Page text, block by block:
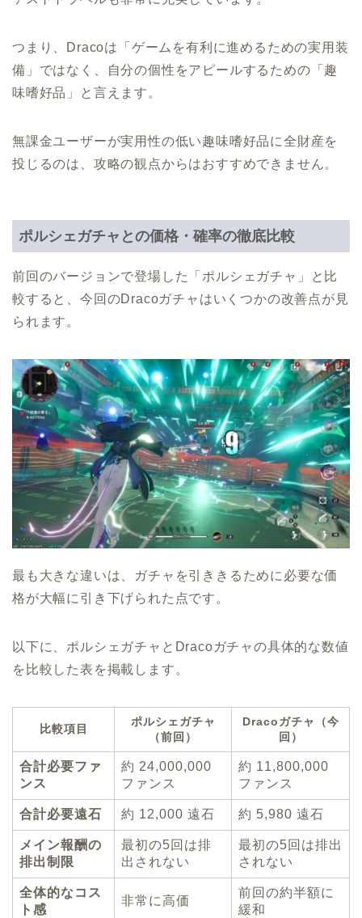
つまり、Dracoは「ゲームを有利に進めるための実用装
備」ではなく、自分の個性をアピールするための「趣
味嗜好品」と言えます。
無課金ユーザーが実用性の低い趣味嗜好品に全財産を
投じるのは、攻略の観点からはおすすめできません。
ポルシェガチャとの価格・確率の徹底比較
前回のバージョンで登場した「ポルシェガチャ」と比
較すると、今回のDracoガチャはいくつかの改善点が見
られます。
最も大きな違いは、ガチャを引ききるために必要な価
格が大幅に引き下げられた点です。
以下に、ポルシェガチャとDracoガチャの具体的な数値
を比較した表を掲載します。
比較項目
ポルシェガチャ
（前回）
Dracoガチャ（今
回）
合計必要ファ
ンス
約 24,000,000
ファンス
約 11,800,000
ファンス
合計必要遠石 約 12,000 遠石 約 5,980 遠石
メイン報酬の
排出制限
最初の5回は排
出されない
最初の5回は排出
されない
全体的なコス
ト感
非常に高価
前回の約半額に
緩和